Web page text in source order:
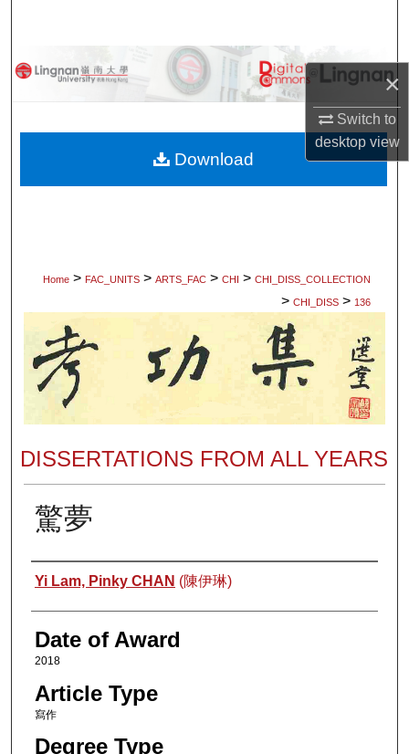
×
Switch to
desktopview
Browse Collections
About
Home > FAC_UNITS > ARTS_FAC > CHI > CHI_DISS_COLLECTION
> CHI_DISS > 136
DISSERTATIONS FROM ALL YEARS
驚夢
Author
Yi Lam, Pinky CHAN (陳伊琳)
Date of Award
2018
Article Type
寫作
Degree Type
Download